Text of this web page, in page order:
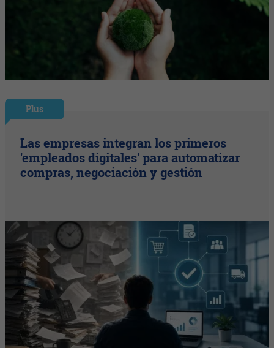
Plus
Las empresas integran los primeros
'empleados digitales' para automatizar
compras, negociación y gestión